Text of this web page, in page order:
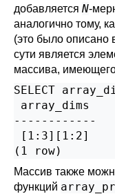
добавляется N-
аналогично тому,
(это было
сути является
массива,
SELECT
array_dims
------------
[1:3][1:2]
(1 row)
Массив также
функций